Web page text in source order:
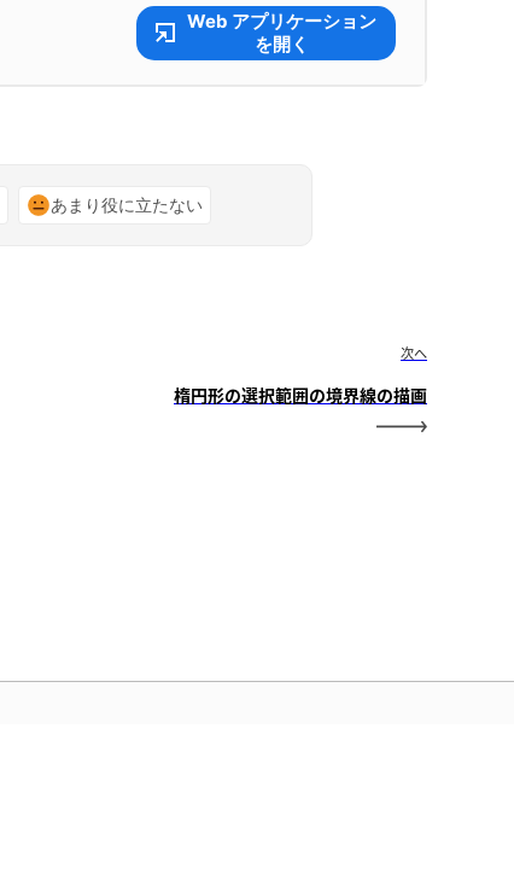
Web アプリケーション
を開く
あまり役に立たない
次へ
楕円形の選択範囲の境界線の描画